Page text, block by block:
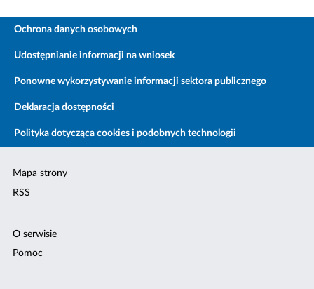
Ochrona danych osobowych
Udostępnianie informacji na wniosek
Ponowne wykorzystywanie informacji sektora publicznego
Deklaracja dostępności
Polityka dotycząca cookies i podobnych technologii
Mapa strony
RSS
O serwisie
Pomoc